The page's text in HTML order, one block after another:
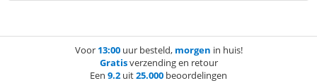
Voor 13:00uur besteld, morgen in huis!
Gratisverzending en retour
Een 9.2 uit25.000 beoordelingen